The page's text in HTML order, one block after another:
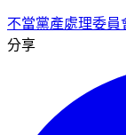
不當黨產處理委員
分享